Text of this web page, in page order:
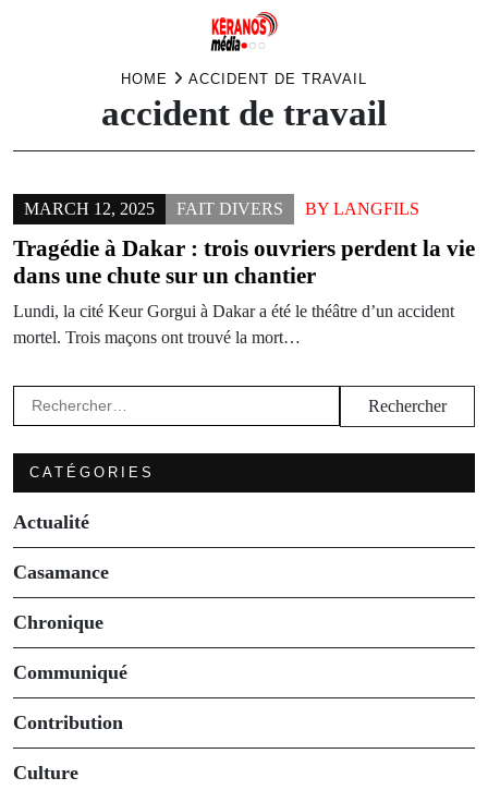
HOME ACCIDENT DE TRAVAIL
accident de travail
MARCH 12, 2025 FAIT DIVERS BY LANGFILS
Tragédie à Dakar : trois ouvriers perdent la vie
dans une chute sur un chantier
Lundi, la cité Keur Gorgui à Dakar a été le théâtre d’un accident
mortel. Trois maçons ont trouvé la mort…
Rechercher :
CATÉGORIES
Actualité
Casamance
Chronique
Communiqué
Contribution
Culture